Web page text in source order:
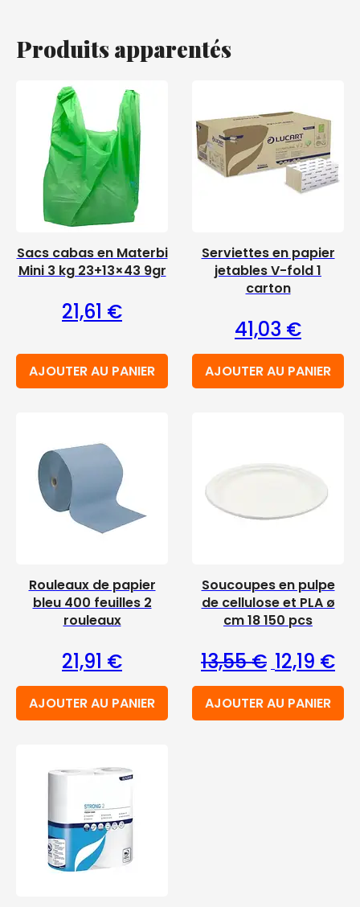
Produits apparentés
Sacs cabas en Materbi
Mini 3 kg 23+13×43 9gr
21,61 €
AJOUTER AU PANIER
Serviettes en papier
jetables V-fold 1
carton
41,03 €
AJOUTER AU PANIER
Rouleaux de papier
bleu 400 feuilles 2
rouleaux
21,91 €
AJOUTER AU PANIER
Soucoupes en pulpe
de cellulose et PLA ø
cm 18 150 pcs
13,55€ Le prix
12,19 €Le
AJOUTER AU PANIER